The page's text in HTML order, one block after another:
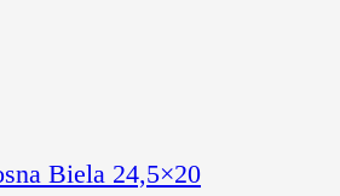
Biela 24,5×20